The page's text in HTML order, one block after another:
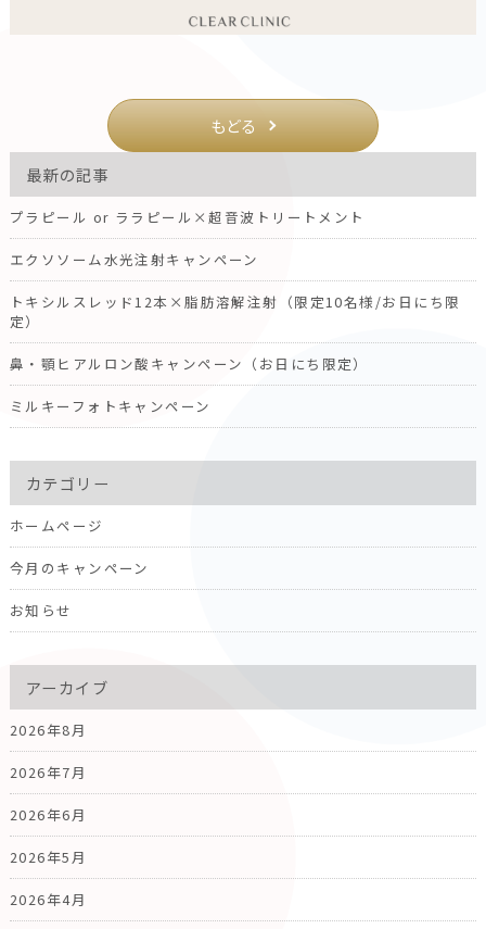
もどる
最新の記事
プラピール or ララピール×超音波トリートメント
エクソソーム水光注射キャンペーン
トキシルスレッド12本×脂肪溶解注射（限定10名様/お日にち限
定）
鼻・顎ヒアルロン酸キャンペーン（お日にち限定）
ミルキーフォトキャンペーン
カテゴリー
ホームページ
今月のキャンペーン
お知らせ
アーカイブ
2026年8月
2026年7月
2026年6月
2026年5月
2026年4月